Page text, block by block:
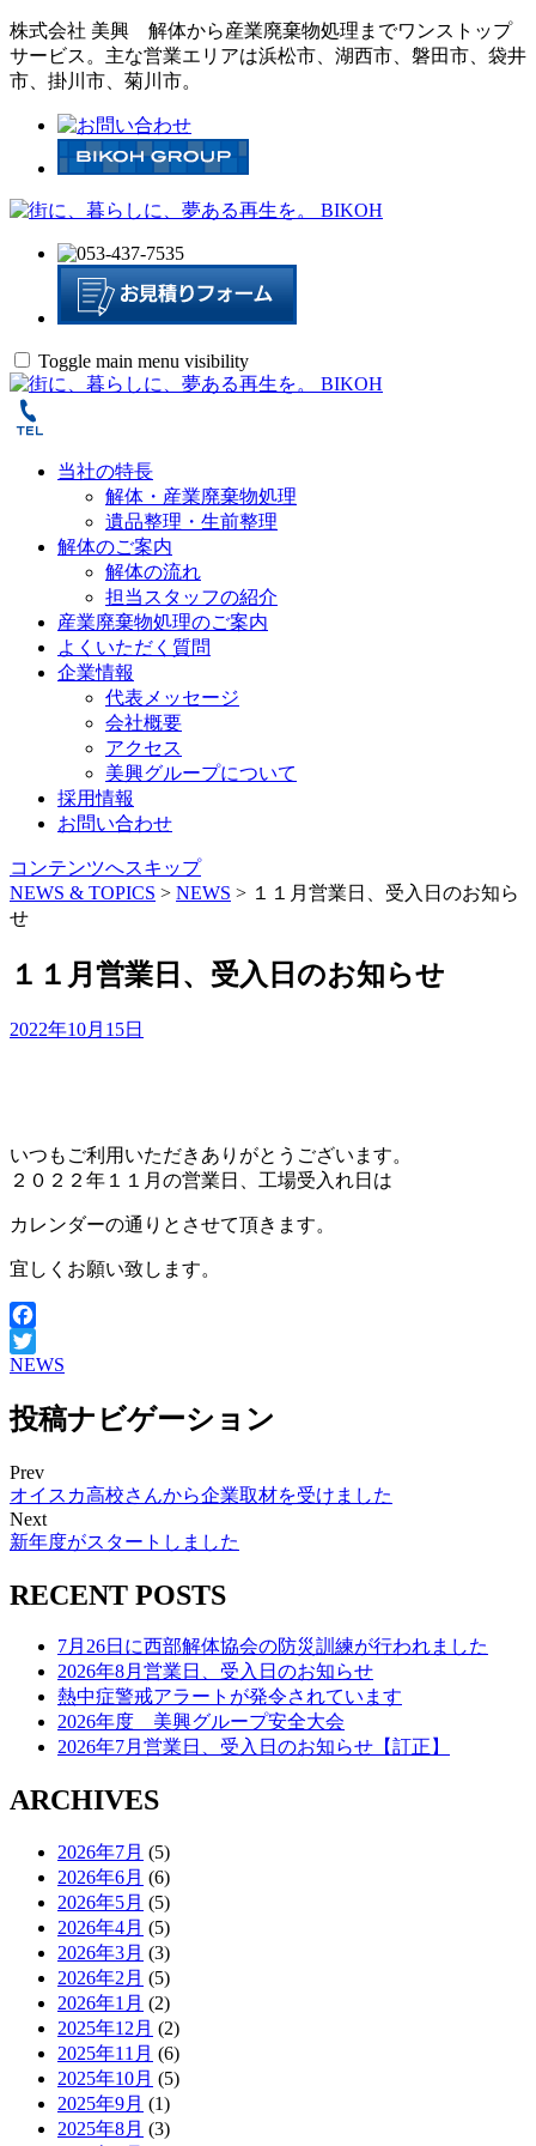
株式会社 美興 解体から産業廃棄物処理までワンストップ
サービス。 主な営業エリアは浜松市、湖西市、磐田市、袋井
市、掛川市、菊川市。
Toggle main menu visibility
当社の特長
解体・産業廃棄物処理
遺品整理・生前整理
解体のご案内
解体の流れ
担当スタッフの紹介
産業廃棄物処理のご案内
よくいただく質問
企業情報
代表メッセージ
会社概要
アクセス
美興グループについて
採用情報
お問い合わせ
コンテンツへスキップ
NEWS & TOPICS > NEWS > １１月営業日、受入日のお知ら
せ
１１月営業日、受入日のお知らせ
2022年10月15日
いつもご利用いただきありがとうございます。
２０２２年１１月の営業日、工場受入れ日は
カレンダーの通りとさせて頂きます。
宜しくお願い致します。
Facebook
Twitter
NEWS
投稿ナビゲーション
Prev
オイスカ高校さんから企業取材を受けました
Next
新年度がスタートしました
RECENT POSTS
7月26日に西部解体協会の防災訓練が行われました
2026年8月営業日、受入日のお知らせ
熱中症警戒アラートが発令されています
2026年度 美興グループ安全大会
2026年7月営業日、受入日のお知らせ【訂正】
ARCHIVES
2026年7月 (5)
2026年6月 (6)
2026年5月 (5)
2026年4月 (5)
2026年3月 (3)
2026年2月 (5)
2026年1月 (2)
2025年12月 (2)
2025年11月 (6)
2025年10月 (5)
2025年9月 (1)
2025年8月 (3)